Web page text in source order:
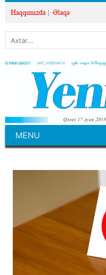
Haqqımızda Əlaqə
MENU